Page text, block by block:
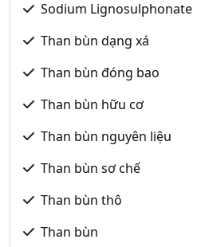
Sodium Lignosulphonate
Than bùn dạng xá
Than bùn đóng bao
Than bùn hữu cơ
Than bùn nguyên liệu
Than bùn sơ chế
Than bùn thô
Than bùn